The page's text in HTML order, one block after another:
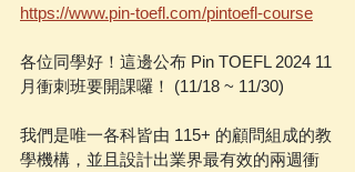
https://www.pin-toefl.com/pintoefl-course
各位同學好！這邊公布 Pin TOEFL 2024 11
月衝刺班要開課囉！ (11/18 ~ 11/30)
我們是唯一各科皆由 115+ 的顧問組成的教
學機構，並且設計出業界最有效的兩週衝